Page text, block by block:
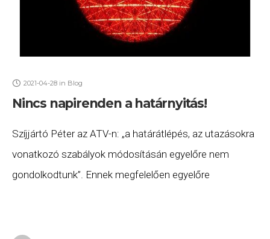
2021-04-28 in Blog
Nincs napirenden a határnyitás!
Szíjjártó Péter az ATV-n: „a határátlépés, az utazásokra
vonatkozó szabályok módosításán egyelőre nem
gondolkodtunk”. Ennek megfelelően egyelőre